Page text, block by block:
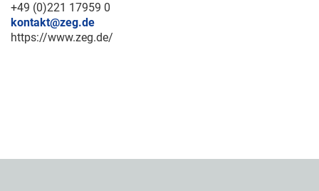
+49 (0)221 17959 0
kontakt@zeg.de
https://www.zeg.de/